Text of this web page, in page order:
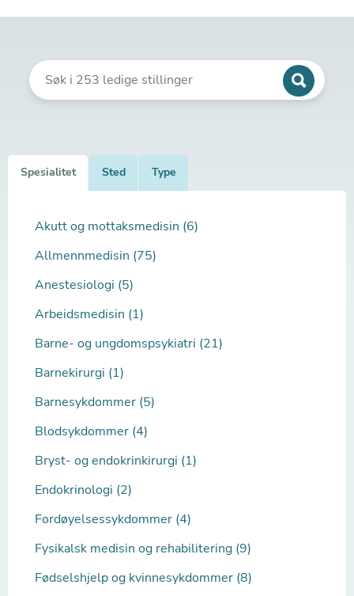
Spesialitet Sted Type
Akutt og mottaksmedisin (6)
Allmennmedisin (75)
Anestesiologi (5)
Arbeidsmedisin (1)
Barne- og ungdomspsykiatri (21)
Barnekirurgi (1)
Barnesykdommer (5)
Blodsykdommer (4)
Bryst- og endokrinkirurgi (1)
Endokrinologi (2)
Fordøyelsessykdommer (4)
Fysikalsk medisin og rehabilitering (9)
Fødselshjelp og kvinnesykdommer (8)